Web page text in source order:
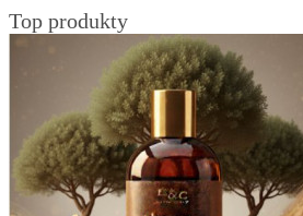
Top produkty